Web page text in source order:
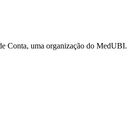
Conta, uma organização do MedUBI.